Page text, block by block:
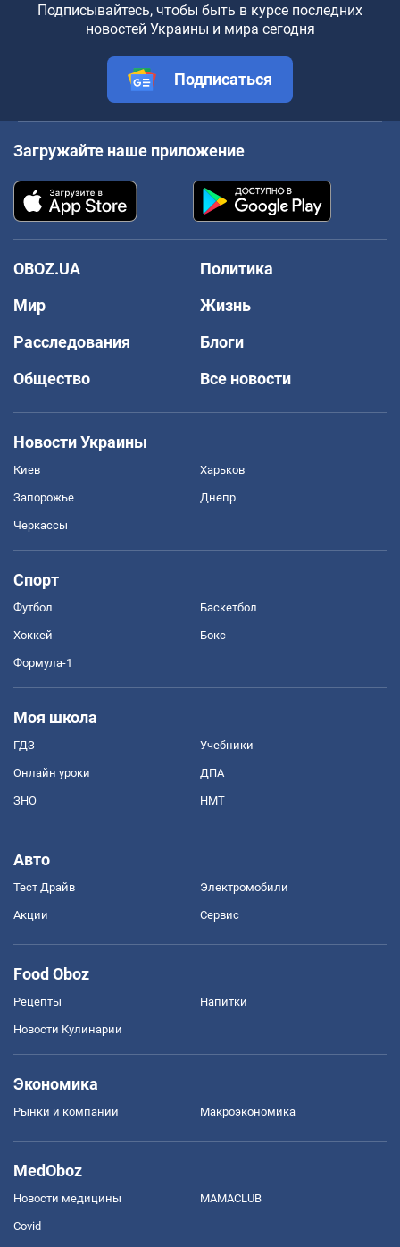
Подписывайтесь, чтобы быть в курсе последних
новостей Украины и мира сегодня
Подписаться
Загружайте наше приложение
OBOZ.UA
Политика
Мир
Жизнь
Расследования
Блоги
Общество
Все новости
Новости Украины
Киев Харьков
Запорожье Днепр
Черкассы
Спорт
Футбол Баскетбол
Хоккей Бокс
Формула-1
Моя школа
ГДЗ Учебники
Онлайн уроки ДПА
ЗНО НМТ
Авто
Тест Драйв Электромобили
Акции Сервис
Food Oboz
Рецепты Напитки
Новости Кулинарии
Экономика
Рынки и компании Mакроэкономика
MedOboz
Новости медицины MAMACLUB
Covid